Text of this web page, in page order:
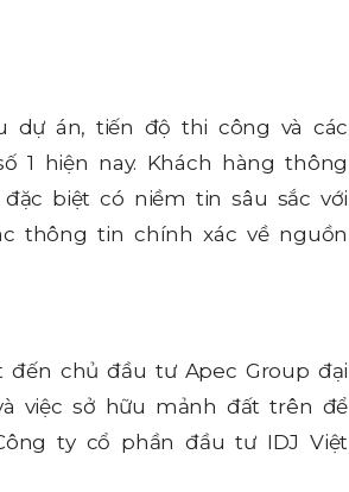
dự án, tiến độ thi công và các
1 hiện nay. Khách hàng thông
biệt có niềm tin sâu sắc với
thông tin chính xác về nguồn
chủ đầu tư Apec Group đại
việc sở hữu mảnh đất trên để
ty cổ phần đầu tư IDJ Việt